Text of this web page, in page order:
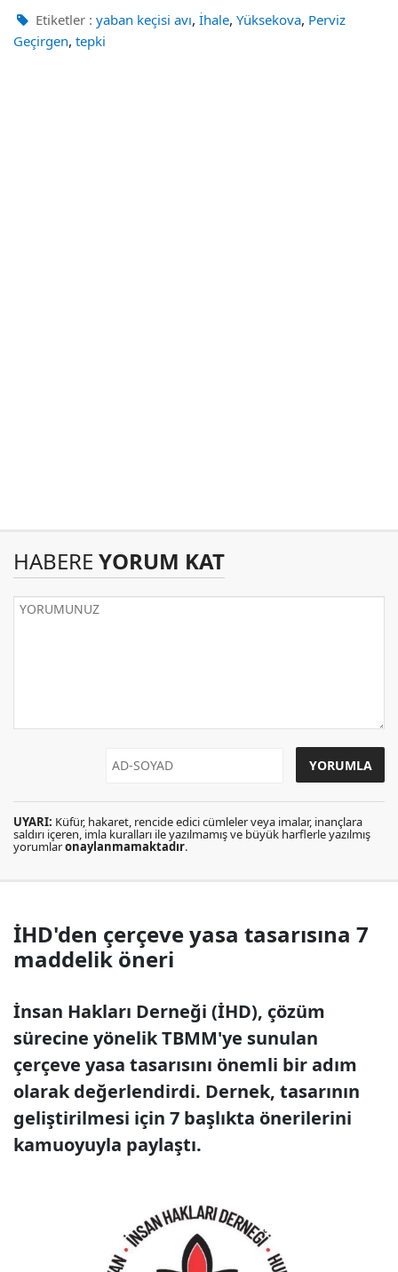
Etiketler : yaban keçisi avı, İhale, Yüksekova, Perviz
Geçirgen, tepki
HABERE YORUM KAT
UYARI: Küfür, hakaret, rencide edici cümleler veya imalar, inançlara
saldırı içeren, imla kuralları ile yazılmamış ve büyük harflerle yazılmış
yorumlaronaylanmamaktadır.
İHD'den çerçeve yasa tasarısına 7
maddelik öneri
İnsan Hakları Derneği (İHD), çözüm
sürecine yönelik TBMM'ye sunulan
çerçeve yasa tasarısını önemli bir adım
olarak değerlendirdi. Dernek, tasarının
geliştirilmesi için 7 başlıkta önerilerini
kamuoyuyla paylaştı.